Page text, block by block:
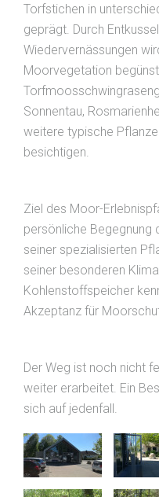
Torfstichen in
geprägt. Durch
Wiedervernässungen
Moorvegetation
Sonnentau,
weitere typische
besichtigen.
Ziel des Moor-
persönliche Begegnung
seiner spezialisierten
seiner besonderen
Kohlenstoffspeicher
Akzeptanz für
Der Weg ist noch nicht
weiter erarbeitet. Ein
sich auf jedenfall.